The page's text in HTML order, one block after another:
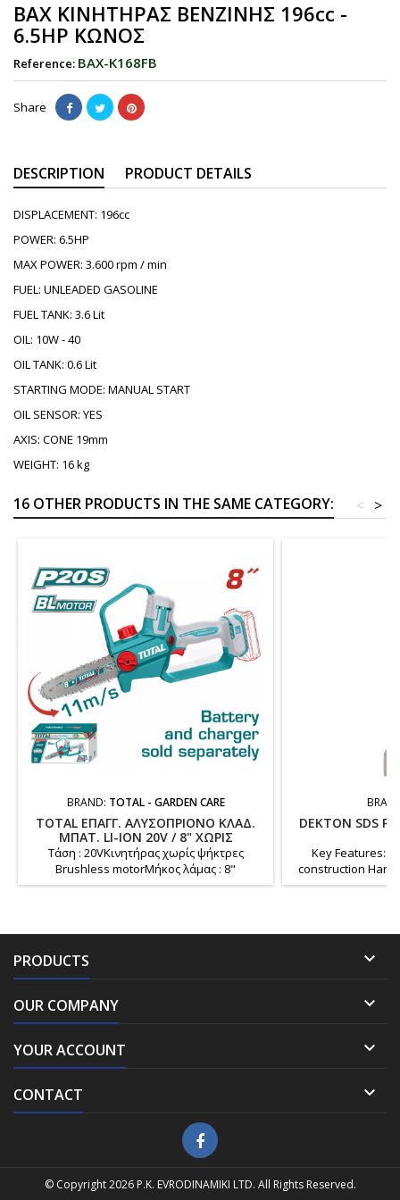
ΒΑΧ ΚΙΝΗΤΗΡΑΣ ΒΕΝΖΙΝΗΣ 196cc -
6.5HP ΚΩΝΟΣ
Reference: BAX-K168FB
Share
DESCRIPTION PRODUCT DETAILS
DISPLACEMENT: 196cc
POWER: 6.5HP
MAX POWER: 3.600 rpm / min
FUEL: UNLEADED GASOLINE
FUEL TANK: 3.6 Lit
OIL: 10W - 40
OIL TANK: 0.6 Lit
STARTING MODE: MANUAL START
OIL SENSOR: YES
AXIS: CONE 19mm
WEIGHT: 16 kg
16 OTHER PRODUCTS IN THE SAME CATEGORY: >
<
BRAND: TOTAL - GARDEN CARE
TOTAL ΕΠΑΓΓ. ΑΛΥΣΟΠΡΙΟΝΟ ΚΛΑΔ.
ΜΠΑΤ. LI-ION 20V / 8" ΧΩΡΙΣ
ΜΠΑTΑΡΙΑ & ΦΟΡΤΙΣΤΗ BL MOTOR
Τάση : 20VΚινητήρας χωρίς ψήκτρες
Brushless motorΜήκος λάμας : 8"
(20cm)Ταχύτητα αλυσίδας : 11m/sΑυτόματη
κλειδίΣυσκευασμένο σε έγχρωμο
DEKTON SDS
Key Features:
construction
durability SDS
demolition and
Use:
PRODUCTS 
OUR COMPANY 
YOUR ACCOUNT 
CONTACT 
© Copyright 2026 P.K. EVRODINAMIKI LTD. All Rights Reserved.